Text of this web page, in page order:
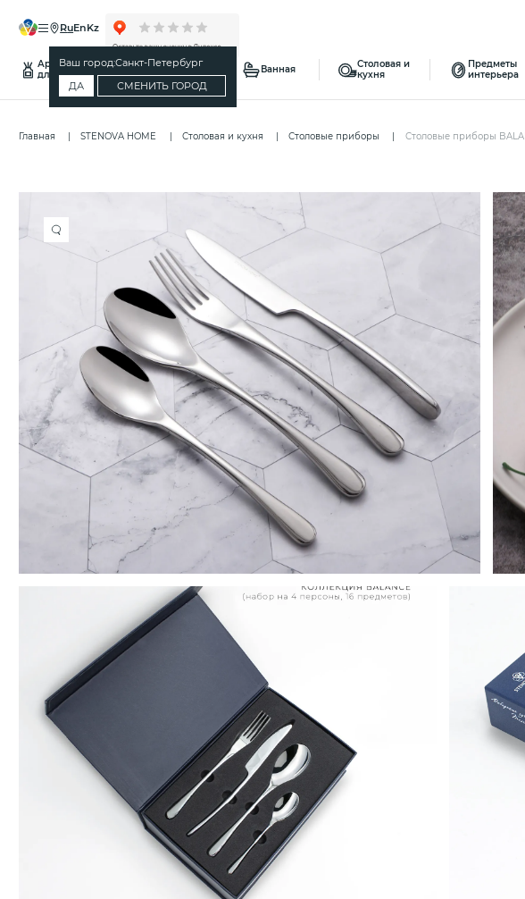
Ваш город:Санкт-Петербург
ДА
СМЕНИТЬ ГОРОД
ru en kz
Ароматы
для дома
Спальня Ванная
Столовая и
кухня
Предметы
интерьера
Главная STENOVA HOME Столовая и кухня Столовые приборы Столовые приборы